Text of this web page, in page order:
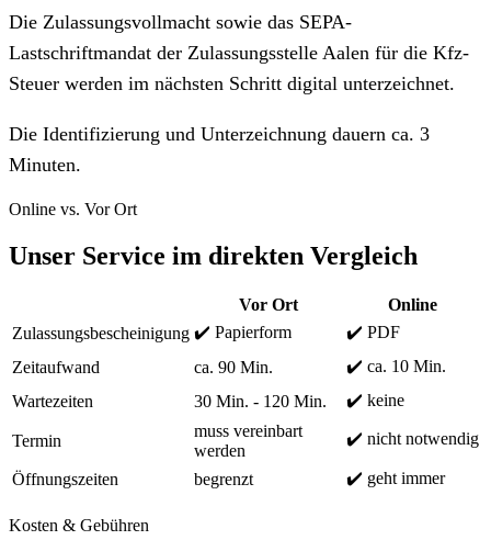
Die Zulassungsvollmacht sowie das SEPA-
Lastschriftmandat der Zulassungsstelle Aalen für die Kfz-
Steuer werden im nächsten Schritt digital unterzeichnet.
Die Identifizierung und Unterzeichnung dauern ca. 3
Minuten.
Online vs. Vor Ort
Unser Service im direkten Vergleich
Vor Ort
Online
Zulassungsbescheinigung ✔️ Papierform
✔️ PDF
Zeitaufwand
ca. 90 Min.
✔️ ca. 10 Min.
Wartezeiten
30 Min. - 120 Min. ✔️ keine
Termin
muss vereinbart
werden
✔️ nicht notwendig
Öffnungszeiten begrenzt ✔️ geht immer
Kosten & Gebühren